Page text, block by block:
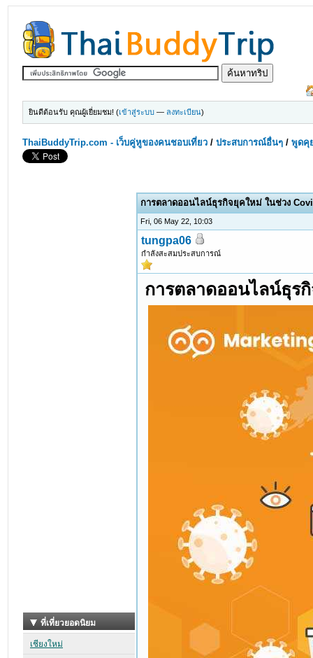
ยินดีต้อนรับ คุณผู้เยี่ยมชม! (เข้าสู่ระบบ — ลงทะเบียน)
ThaiBuddyTrip.com - เว็บคู่หูของคนชอบเที่ยว /ประสบการณ์อื่นๆ /พูดคุ
การตลาดออนไลน์ธุรกิจยุคใหม่ ในช่วง
Fri, 06 May 22, 10:03
tungpa06
กำลังสะสมประสบการณ์
การตลาดออนไลน์ธุร